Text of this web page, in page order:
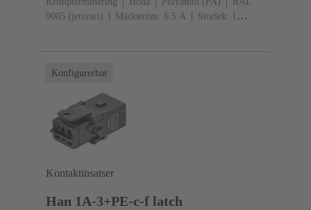
9005 (jetsvart)
Märkström: ‌6.5 A
Storlek: 1
Konfigurerbar
Kontaktinsatser
Han 1A-3+PE-c-f latch